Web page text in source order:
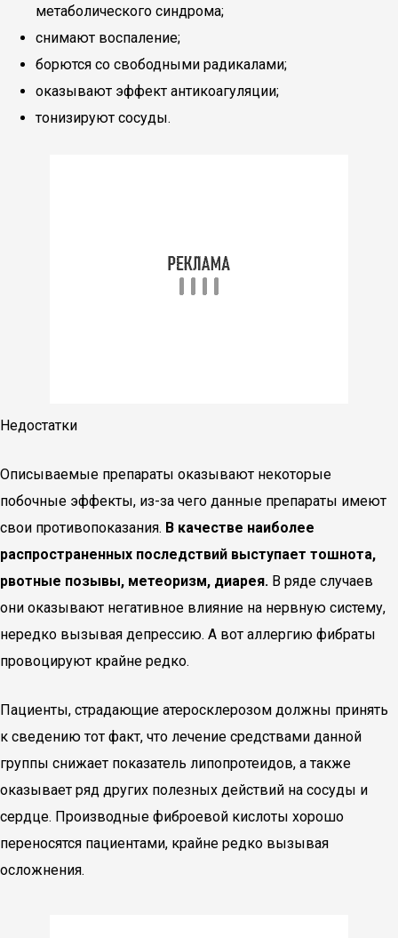
метаболического синдрома;
снимают воспаление;
борются со свободными радикалами;
оказывают эффект антикоагуляции;
тонизируют сосуды.
Недостатки
Описываемые препараты оказывают некоторые
побочные эффекты, из-за чего данные препараты имеют
свои противопоказания. В качестве наиболее
распространенных последствий выступает тошнота,
рвотные позывы, метеоризм, диарея. В ряде случаев
они оказывают негативное влияние на нервную систему,
нередко вызывая депрессию. А вот аллергию фибраты
провоцируют крайне редко.
Пациенты, страдающие атеросклерозом должны принять
к сведению тот факт, что лечение средствами данной
группы снижает показатель липопротеидов, а также
оказывает ряд других полезных действий на сосуды и
сердце. Производные фиброевой кислоты хорошо
переносятся пациентами, крайне редко вызывая
осложнения.